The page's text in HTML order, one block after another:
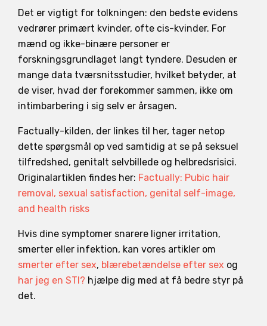
Det er vigtigt for tolkningen: den bedste evidens
vedrører primært kvinder, ofte cis-kvinder. For
mænd og ikke-binære personer er
forskningsgrundlaget langt tyndere. Desuden er
mange data tværsnitsstudier, hvilket betyder, at
de viser, hvad der forekommer sammen, ikke om
intimbarbering i sig selv er årsagen.
Factually-kilden, der linkes til her, tager netop
dette spørgsmål op ved samtidig at se på seksuel
tilfredshed, genitalt selvbillede og helbredsrisici.
Originalartiklen findes her: Factually: Pubic hair
removal, sexual satisfaction, genital self-image,
and health risks
Hvis dine symptomer snarere ligner irritation,
smerter eller infektion, kan vores artikler om
smerter efter sex, blærebetændelse efter sex og
har jeg en STI? hjælpe dig med at få bedre styr på
det.